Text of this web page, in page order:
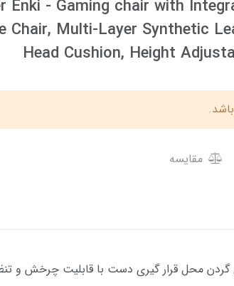
Enki - Gaming chair with
Chair, Multi-Layer Synthetic
Head Cushion, Height
مقایسه